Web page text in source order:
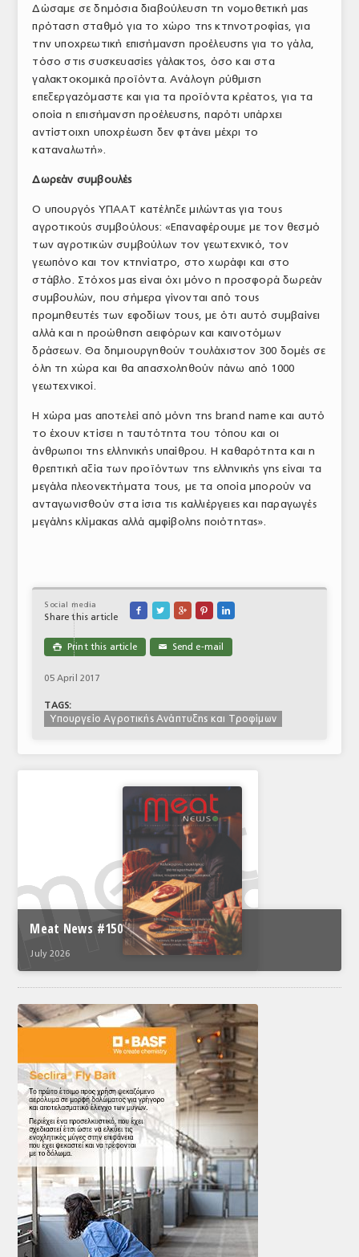
Δώσαμε σε δημόσια διαβούλευση τη νομοθετική μας
πρόταση σταθμό για το χώρο της κτηνοτροφίας, για
την υποχρεωτική επισήμανση προέλευσης για το γάλα,
τόσο στις συσκευασίες γάλακτος, όσο και στα
γαλακτοκομικά προϊόντα. Ανάλογη ρύθμιση
επεξεργαζόμαστε και για τα προϊόντα κρέατος, για τα
οποία η επισήμανση προέλευσης, παρότι υπάρχει
αντίστοιχη υποχρέωση δεν φτάνει μέχρι το
καταναλωτή».
Δωρεάν συμβουλές
Ο υπουργός ΥΠΑΑΤ κατέληξε μιλώντας για τους
αγροτικούς συμβούλους: «Επαναφέρουμε με τον θεσμό
των αγροτικών συμβούλων τον γεωτεχνικό, τον
γεωπόνο και τον κτηνίατρο, στο χωράφι και στο
στάβλο. Στόχος μας είναι όχι μόνο η προσφορά δωρεάν
συμβουλών, που σήμερα γίνονται από τους
προμηθευτές των εφοδίων τους, με ότι αυτό συμβαίνει
αλλά και η προώθηση αειφόρων και καινοτόμων
δράσεων. Θα δημιουργηθούν τουλάχιστον 300 δομές σε
όλη τη χώρα και θα απασχοληθούν πάνω από 1000
γεωτεχνικοί.
Η χώρα μας αποτελεί από μόνη της brand name και αυτό
το έχουν κτίσει η ταυτότητα του τόπου και οι
άνθρωποι της ελληνικής υπαίθρου. Η καθαρότητα και η
θρεπτική αξία των προϊόντων της ελληνικής γης είναι τα
μεγάλα πλεονεκτήματα τους, με τα οποία μπορούν να
ανταγωνισθούν στα ίσια τις καλλιέργειες και παραγωγές
μεγάλης κλίμακας αλλά αμφίβολης ποιότητας».
Social media
Share this article
    
 Print this article ✉ Send e-mail
05 April 2017
TAGS:
Υπουργείο Αγροτικής Ανάπτυξης και Τροφίμων
Meat News #150
July 2026